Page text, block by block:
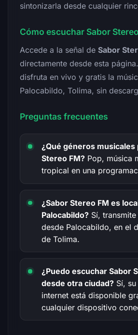
sintonizarla desde cualquier
Cómo escuchar Sabor
Accede a la señal de Sabor
directamente desde esta
disfruta en vivo y gratis la
Palocabildo, Tolima, sin
Preguntas frecuentes
¿Qué géneros musicales
Stereo FM? Pop, música
tropical en una
¿Sabor Stereo FM es
Palocabildo? Sí,
desde Palocabildo, en el
de Tolima.
¿Puedo escuchar Sabor
desde otra ciudad? Sí,
internet está disponible
cualquier dispositivo